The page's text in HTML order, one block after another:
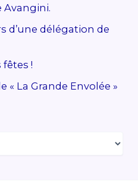
Avangini.
d’une délégation de
!
La Grande Envolée »